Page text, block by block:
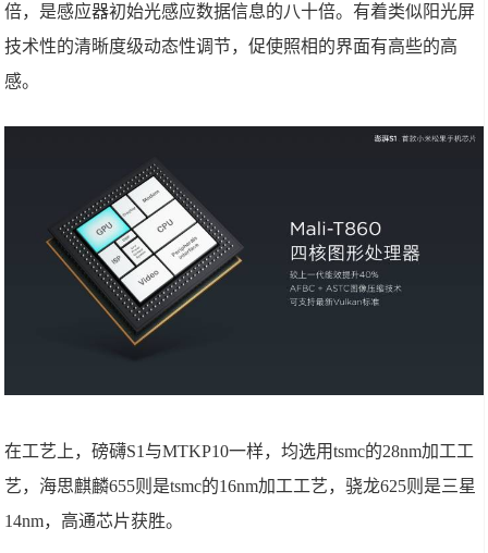
倍，是感应器初始光感应数据信息的八十倍。有着类似阳光屏
技术性的清晰度级动态性调节，促使照相的界面有高些的高
感。
在工艺上，磅礴S1与MTKP10一样，均选用tsmc的28nm加工工
艺，海思麒麟655则是tsmc的16nm加工工艺，骁龙625则是三星
14nm，高通芯片获胜。